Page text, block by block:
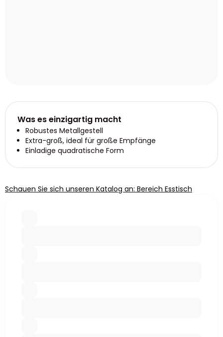
Was es einzigartig macht
Robustes Metallgestell
Extra-groß, ideal für große Empfänge
Einladige quadratische Form
Schauen Sie sich unseren Katalog an: Bereich Esstisch